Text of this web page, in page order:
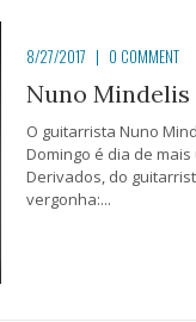
8/27/2017 | 0 COMMENT
Nuno Mindelis
O guitarrista Nuno
Domingo é dia de
Derivados, do
vergonha:...